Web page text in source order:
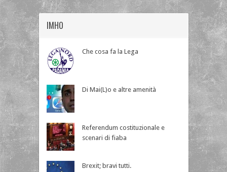
IMHO
Che cosa fa la Lega
Di Mai(L)o e altre amenità
Referendum costituzionale e
scenari di fiaba
Brexit; bravi tutti.